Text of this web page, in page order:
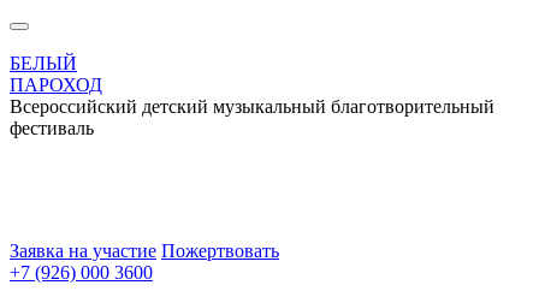
БЕЛЫЙ
ПАРОХОД
Всероссийский детский музыкальный благотворительный
фестиваль
Заявка на участие Пожертвовать
+7 (926) 000 3600